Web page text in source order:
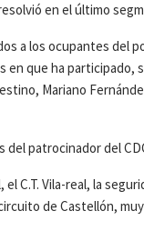
en el último
a los ocupantes del
que ha participado,
Mariano
patrocinador del
C.T. Vila-real, la
de Castellón,